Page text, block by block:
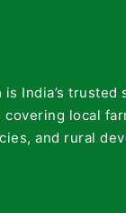
is India’s trusted
local
and rural